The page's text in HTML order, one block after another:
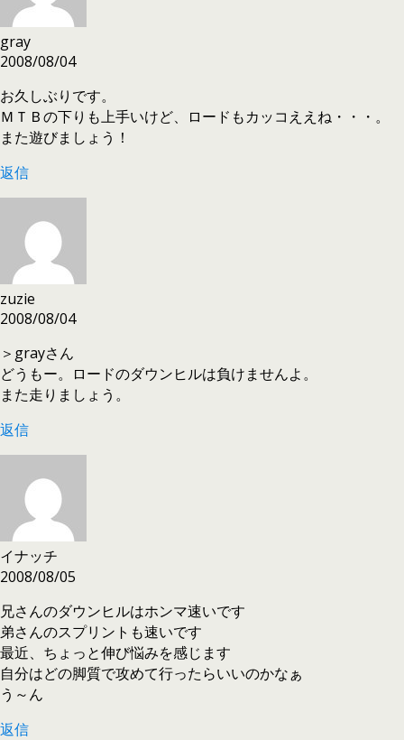
gray
2008/08/04
お久しぶりです。
ＭＴＢの下りも上手いけど、ロードもカッコええね・・・。
また遊びましょう！
返信
zuzie
2008/08/04
＞grayさん
どうもー。ロードのダウンヒルは負けませんよ。
また走りましょう。
返信
イナッチ
2008/08/05
兄さんのダウンヒルはホンマ速いです
弟さんのスプリントも速いです
最近、ちょっと伸び悩みを感じます
自分はどの脚質で攻めて行ったらいいのかなぁ
う～ん
返信